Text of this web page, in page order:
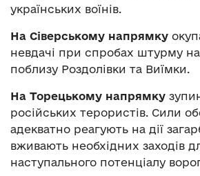
українських воїнів.
На Сіверському напрямку
невдачі при спробах штурму
поблизу Роздолівки та Виїмки.
На Торецькому напрямку
російських терористів. Сили
адекватно реагують на дії
вживають необхідних заходів
наступального потенціалу